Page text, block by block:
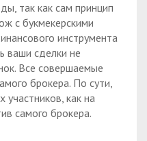
так как сам принцип
с букмекерскими
инструмента
ваши сделки не
Все совершаемые
брокера. По сути,
участников, как на
самого брокера.